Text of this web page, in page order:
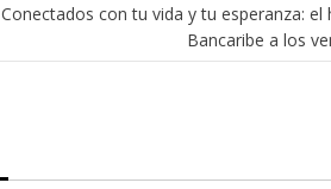
Conectados con tu vida y tu esperanza: el
Bancaribe a los